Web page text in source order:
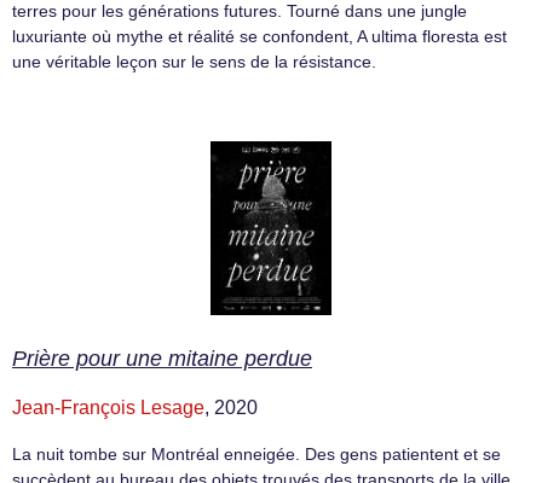
terres pour les générations futures. Tourné dans une jungle
luxuriante où mythe et réalité se confondent, A ultima floresta est
une véritable leçon sur le sens de la résistance.
Prière pour une mitaine perdue
Jean-François Lesage, 2020
La nuit tombe sur Montréal enneigée. Des gens patientent et se
succèdent au bureau des objets trouvés des transports de la ville.